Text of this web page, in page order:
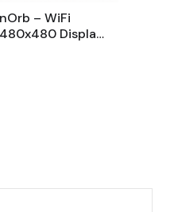
– WiFi
Display